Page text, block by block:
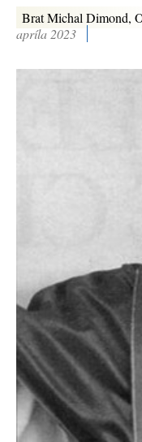
Brat Michal Dimond,
apríla 2023